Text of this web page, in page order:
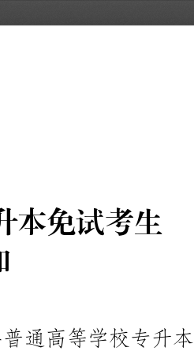
本免试考生
普通 高等学校专升本